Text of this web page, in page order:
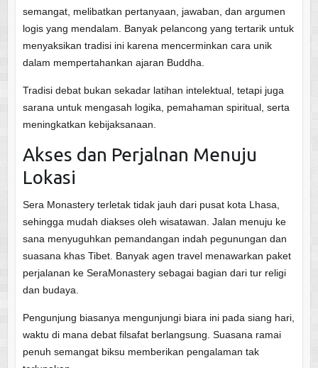
semangat, melibatkan pertanyaan, jawaban, dan argumen
logis yang mendalam. Banyak pelancong yang tertarik untuk
menyaksikan tradisi ini karena mencerminkan cara unik
dalam mempertahankan ajaran Buddha.
Tradisi debat bukan sekadar latihan intelektual, tetapi juga
sarana untuk mengasah logika, pemahaman spiritual, serta
meningkatkan kebijaksanaan.
Akses dan Perjalnan Menuju
Lokasi
Sera Monastery terletak tidak jauh dari pusat kota Lhasa,
sehingga mudah diakses oleh wisatawan. Jalan menuju ke
sana menyuguhkan pemandangan indah pegunungan dan
suasana khas Tibet. Banyak agen travel menawarkan paket
perjalanan ke SeraMonastery sebagai bagian dari tur religi
dan budaya.
Pengunjung biasanya mengunjungi biara ini pada siang hari,
waktu di mana debat filsafat berlangsung. Suasana ramai
penuh semangat biksu memberikan pengalaman tak